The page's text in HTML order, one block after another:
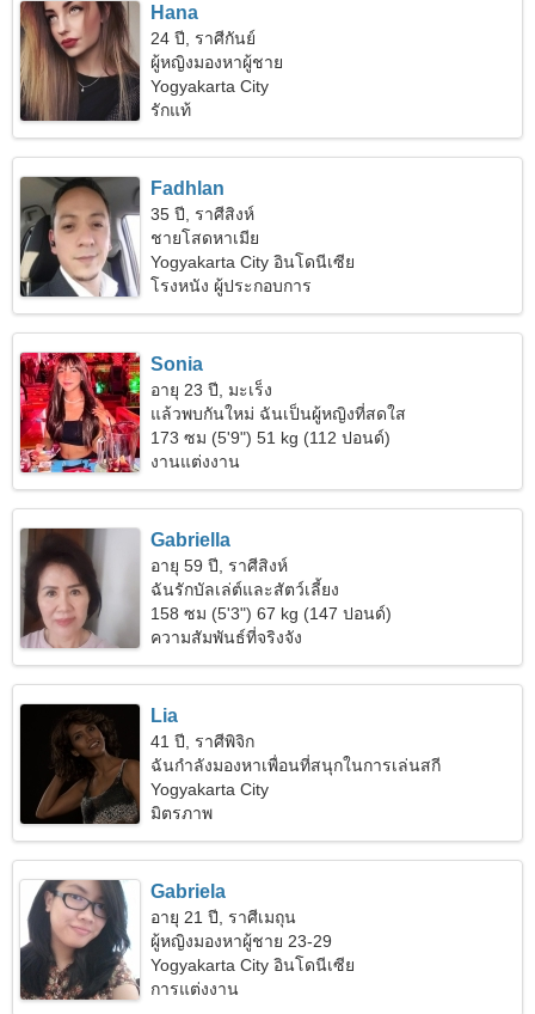
Hana
24 ปี, ราศีกันย์
ผู้หญิงมองหาผู้ชาย
Yogyakarta City
รักแท้
Fadhlan
35 ปี, ราศีสิงห์
ชายโสดหาเมีย
Yogyakarta City อินโดนีเซีย
โรงหนัง ผู้ประกอบการ
Sonia
อายุ 23 ปี, มะเร็ง
แล้วพบกันใหม่ ฉันเป็นผู้หญิงที่สดใส
173 ซม (5'9") 51 kg (112 ปอนด์)
งานแต่งงาน
Gabriella
อายุ 59 ปี, ราศีสิงห์
ฉันรักบัลเล่ต์และสัตว์เลี้ยง
158 ซม (5'3") 67 kg (147 ปอนด์)
ความสัมพันธ์ที่จริงจัง
Lia
41 ปี, ราศีพิจิก
ฉันกำลังมองหาเพื่อนที่สนุกในการเล่นสกี
Yogyakarta City
มิตรภาพ
Gabriela
อายุ 21 ปี, ราศีเมถุน
ผู้หญิงมองหาผู้ชาย 23-29
Yogyakarta City อินโดนีเซีย
การแต่งงาน